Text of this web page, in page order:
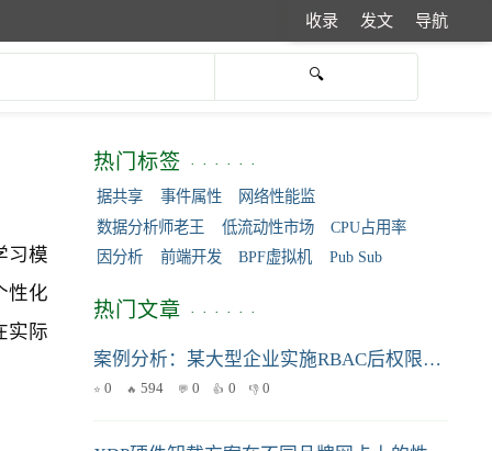
收录 发文 导航
习模
性化
实际
热门标签
据共享 事件属性
网络性能监
数据分析师老王
低流动性市场
CPU占用率
因分析
前端开发 BPF虚拟机 Pub Sub
热门文章
案例分析：某大型企业实施RBAC后权限管理的成功经验
0 594 0 0 0